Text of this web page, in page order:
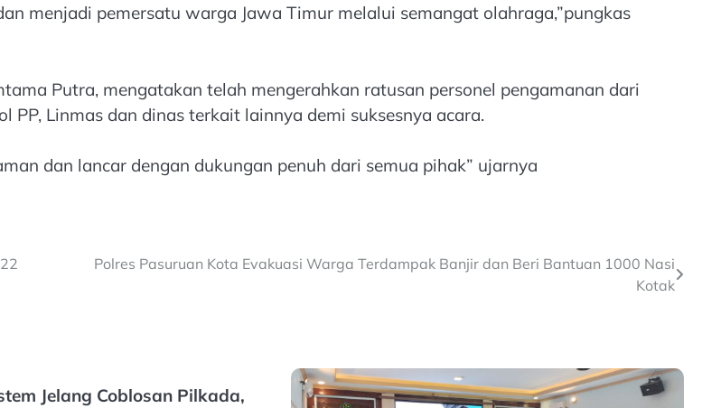
menjadi pemersatu warga Jawa Timur melalui semangat olahraga,”pungkas
Putra, mengatakan telah mengerahkan ratusan personel pengamanan dari
Linmas dan dinas terkait lainnya demi suksesnya acara.
dan lancar dengan dukungan penuh dari semua pihak” ujarnya
Polres Pasuruan Kota Evakuasi Warga Terdampak Banjir dan Beri Bantuan 1000 Nasi
Kotak
Jelang Coblosan Pilkada,